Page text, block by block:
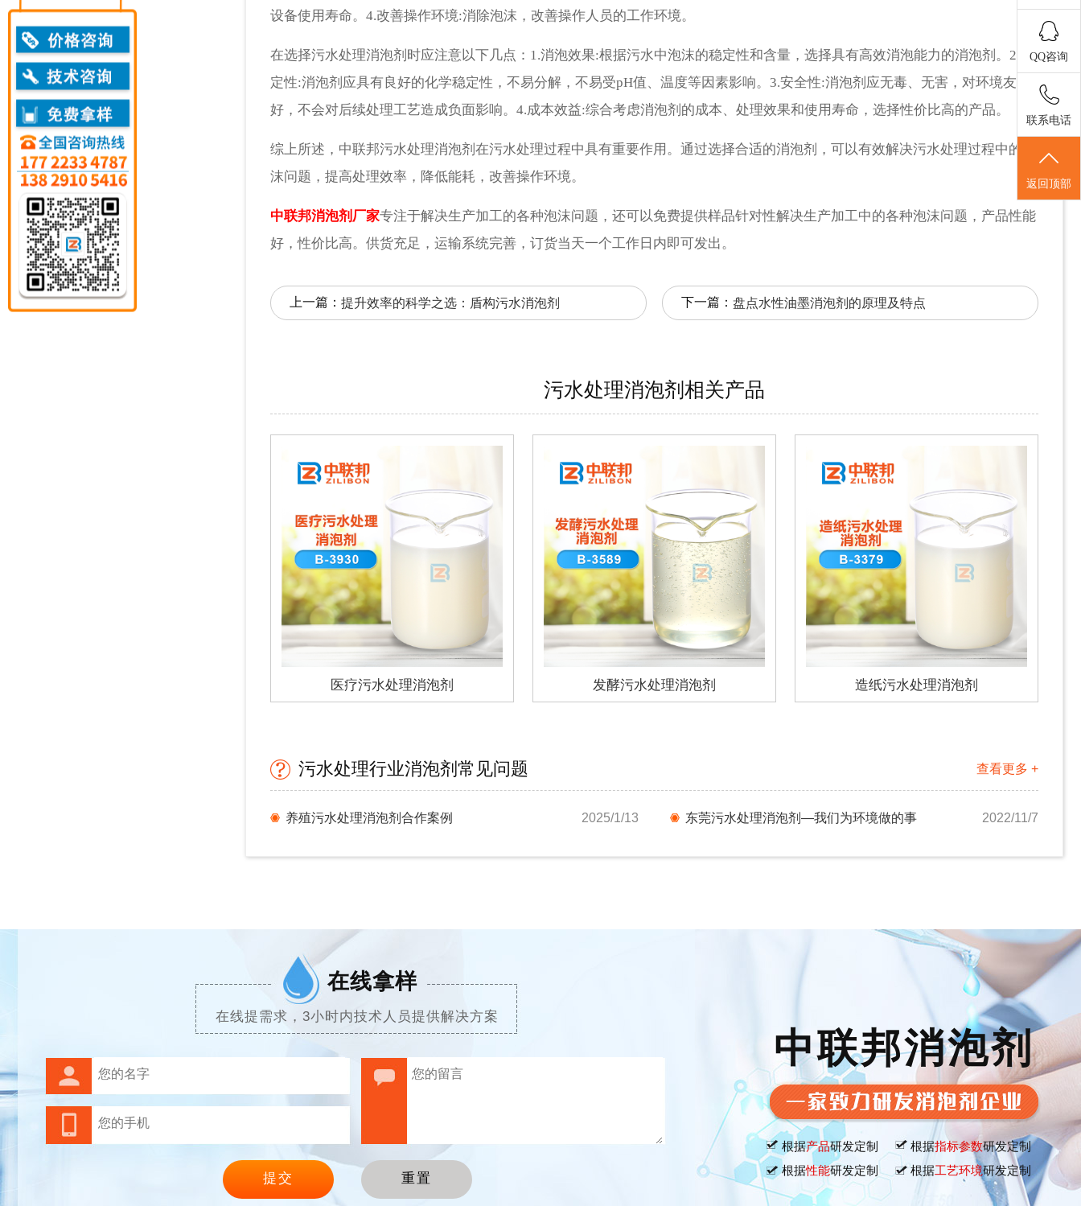
设备使用寿命。4.改善操作环境:消除泡沫，改善操作人员的工作环境。
在选择污水处理消泡剂时应注意以下几点：1.消泡效果:根据污水中泡沫的稳定性和含量，选择具有高效消泡能力的消泡剂。2.稳
定性:消泡剂应具有良好的化学稳定性，不易分解，不易受pH值、温度等因素影响。3.安全性:消泡剂应无毒、无害，对环境友
好，不会对后续处理工艺造成负面影响。4.成本效益:综合考虑消泡剂的成本、处理效果和使用寿命，选择性价比高的产品。
综上所述，中联邦污水处理消泡剂在污水处理过程中具有重要作用。通过选择合适的消泡剂，可以有效解决污水处理过程中的泡
沫问题，提高处理效率，降低能耗，改善操作环境。
中联邦消泡剂厂家专注于解决生产加工的各种泡沫问题，还可以免费提供样品针对性解决生产加工中的各种泡沫问题，产品性能
好，性价比高。供货充足，运输系统完善，订货当天一个工作日内即可发出。
上一篇： 提升效率的科学之选：盾构污水消泡剂 下一篇： 盘点水性油墨消泡剂的原理及特点
污水处理消泡剂相关产品
医疗污水处理消泡剂 发酵污水处理消泡剂 造纸污水处理消泡剂
污水处理行业消泡剂常见问题 查看更多 +
养殖污水处理消泡剂合作案例 2025/1/13 东莞污水处理消泡剂—我们为环境做的事 2022/11/7
在线拿样
在线提需求，3小时内技术人员提供解决方案
中联邦消泡剂
根据产品研发定制 根据指标参数研发定制
根据性能研发定制 根据工艺环境研发定制
QQ咨询
联系电话
返回顶部